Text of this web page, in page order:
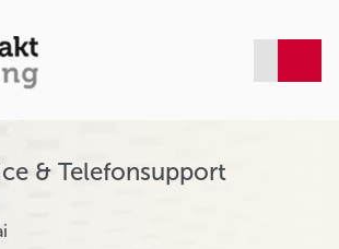
& Telefonsupport